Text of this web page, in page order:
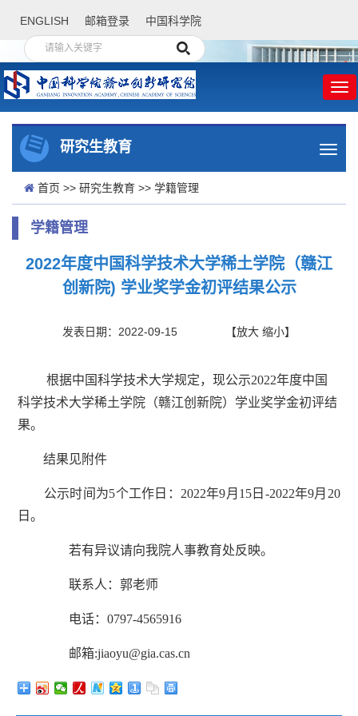
ENGLISH 邮箱登录 中国科学院
研究生教育
首页 >> 研究生教育 >> 学籍管理
学籍管理
2022年度中国科学技术大学稀土学院（赣江
创新院) 学业奖学金初评结果公示
发表日期：2022-09-15 【放大 缩小】
根据中国科学技术大学规定，现公示2022年度中国
科学技术大学稀土学院（赣江创新院）学业奖学金初评结
果。
结果见附件
公示时间为5个工作日：2022年9月15日-2022年9月20
日。
若有异议请向我院人事教育处反映。
联系人：郭老师
电话：0797-4565916
邮箱:jiaoyu@gia.cas.cn